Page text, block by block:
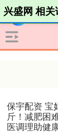
兴盛网 相
保宇配资 宝
斤！减肥困
医调理助健